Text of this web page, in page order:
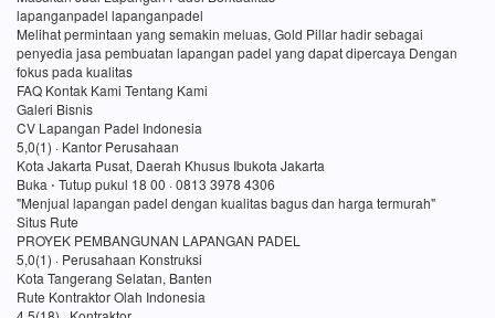
lapanganpadel lapanganpadel
Melihat permintaan yang semakin meluas, Gold Pillar hadir sebagai
penyedia jasa pembuatan lapangan padel yang dapat dipercaya Dengan
fokus pada kualitas
FAQ Kontak Kami Tentang Kami
Galeri Bisnis
CV Lapangan Padel Indonesia
5,0(1) · Kantor Perusahaan
Kota Jakarta Pusat, Daerah Khusus Ibukota Jakarta
Buka ⋅ Tutup pukul 18 00 · 0813 3978 4306
"Menjual lapangan padel dengan kualitas bagus dan harga termurah"
Situs Rute
PROYEK PEMBANGUNAN LAPANGAN PADEL
5,0(1) · Perusahaan Konstruksi
Kota Tangerang Selatan, Banten
Rute Kontraktor Olah Indonesia